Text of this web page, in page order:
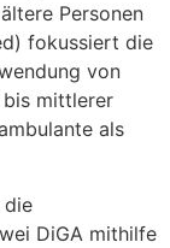
Personen
fokussiert die
von
bis mittlerer
als
die
DiGA mithilfe